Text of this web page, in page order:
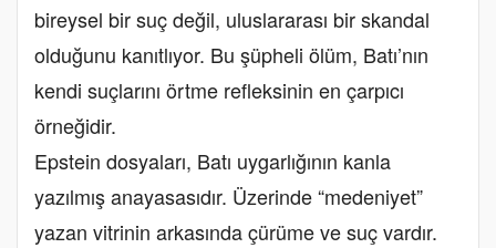
bireysel bir suç değil, uluslararası bir skandal
olduğunu kanıtlıyor. Bu şüpheli ölüm, Batı’nın
kendi suçlarını örtme refleksinin en çarpıcı
örneğidir.
Epstein dosyaları, Batı uygarlığının kanla
yazılmış anayasasıdır. Üzerinde “medeniyet”
yazan vitrinin arkasında çürüme ve suç vardır.